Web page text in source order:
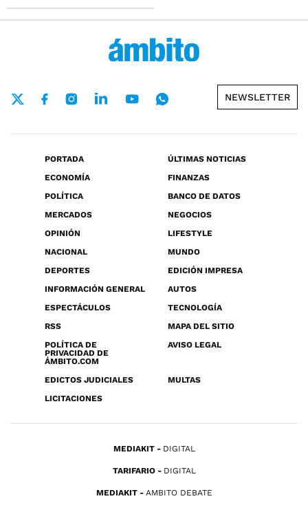
NEWSLETTER
PORTADA
ÚLTIMAS NOTICIAS
ECONOMÍA
FINANZAS
POLÍTICA
BANCO DE DATOS
MERCADOS
NEGOCIOS
OPINIÓN
LIFESTYLE
NACIONAL
MUNDO
DEPORTES
EDICIÓN IMPRESA
INFORMACIÓN GENERAL
AUTOS
ESPECTÁCULOS
TECNOLOGÍA
RSS
MAPA DEL SITIO
POLÍTICA DE
PRIVACIDAD DE
ÁMBITO.COM
AVISO LEGAL
EDICTOS JUDICIALES
MULTAS
LICITACIONES
MEDIAKIT DIGITAL
TARIFARIO DIGITAL
MEDIAKIT AMBITO DEBATE